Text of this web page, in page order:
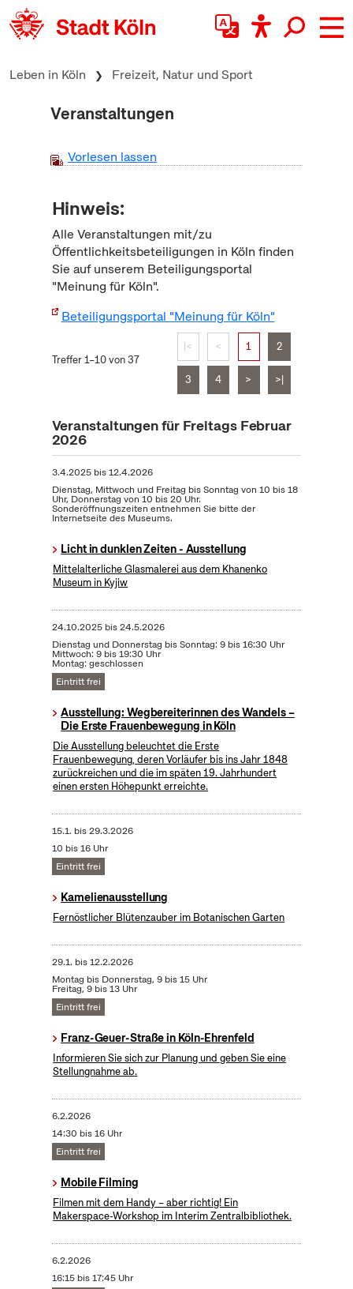
zum Inhalt springen
Leben in Köln Freizeit, Natur und Sport
Veranstaltungen
Vorlesen lassen
Hinweis:
Alle Veranstaltungen mit/zu
Öffentlichkeitsbeteiligungen in Köln finden
Sie auf unserem Beteiligungsportal
"Meinung für Köln".
Beteiligungsportal "Meinung für Köln"
Treffer 1–10 von 37
|< < 1 2
3 4 > >|
Veranstaltungen für Freitags Februar
2026
3.4.2025bis12.4.2026
Dienstag, Mittwoch und Freitag bis Sonntag von 10 bis 18
Uhr, Donnerstag von 10 bis 20 Uhr.
Sonderöffnungszeiten entnehmen Sie bitte der
Internetseite des Museums.
Licht in dunklen Zeiten - Ausstellung
Mittelalterliche Glasmalerei aus dem Khanenko
Museum in Kyjiw
24.10.2025bis24.5.2026
Dienstag und Donnerstag bis Sonntag: 9 bis 16:30 Uhr
Mittwoch: 9 bis 19:30 Uhr
Montag: geschlossen
Eintritt frei
Ausstellung: Wegbereiterinnen des Wandels –
Die Erste Frauenbewegung in Köln
Die Ausstellung beleuchtet die Erste
Frauenbewegung, deren Vorläufer bis ins Jahr 1848
zurückreichen und die im späten 19. Jahrhundert
einen ersten Höhepunkt erreichte.
15.1. bis29.3.2026
10 bis 16 Uhr
Eintritt frei
Kamelienausstellung
Fernöstlicher Blütenzauber im Botanischen Garten
29.1. bis12.2.2026
Montag bis Donnerstag, 9 bis 15 Uhr
Freitag, 9 bis 13 Uhr
Eintritt frei
Franz-Geuer-Straße in Köln-Ehrenfeld
Informieren Sie sich zur Planung und geben Sie eine
Stellungnahme ab.
6.2.2026
14:30 bis 16 Uhr
Eintritt frei
Mobile Filming
Filmen mit dem Handy – aber richtig! Ein
Makerspace-Workshop im Interim Zentralbibliothek.
6.2.2026
16:15 bis 17:45 Uhr